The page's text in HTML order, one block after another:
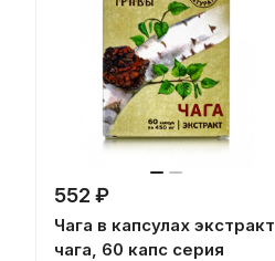
552 ₽
Чага в капсулах экстракт
чага, 60 капс серия